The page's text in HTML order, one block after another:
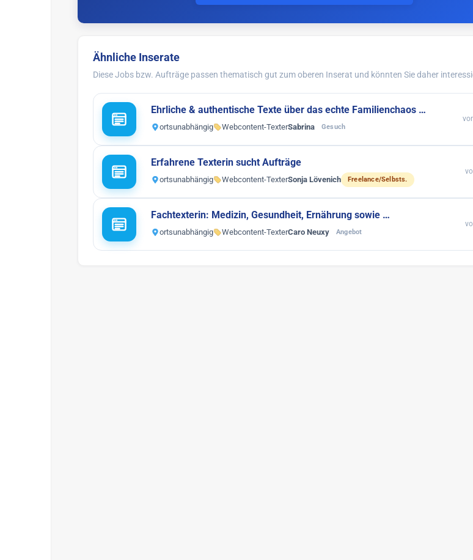
Ähnliche Inserate
Diese Jobs bzw. Aufträge passen thematisch gut zum oberen Inserat und könnten Sie daher
Ehrliche & authentische Texte über das echte Familienchaos …
ortsunabhängig Webcontent-TexterSabrina Gesuch
Erfahrene Texterin sucht Aufträge
ortsunabhängig Webcontent-TexterSonja Lövenich Freelance/Selbsts.
Fachtexterin: Medizin, Gesundheit, Ernährung sowie …
ortsunabhängig Webcontent-TexterCaro Neuxy Angebot